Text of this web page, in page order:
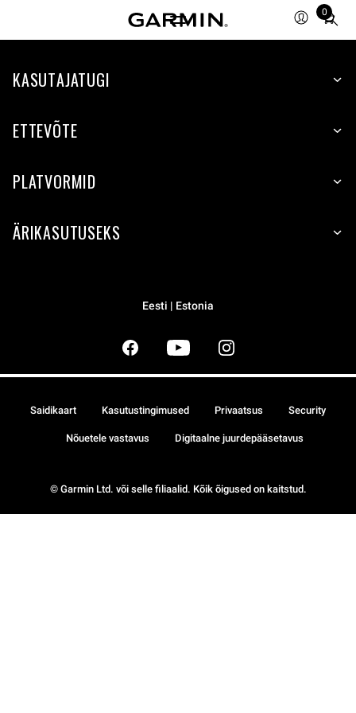
0
Total
items
cart:
KASUTAJATUGI
ETTEVÕTE
PLATVORMID
ÄRIKASUTUSEKS
Eesti | Estonia
© Garmin Ltd. või selle filiaalid. Kõik õigused on kaitstud.
Saidikaart Kasutustingimused Privaatsus Security
Nõuetele vastavus Digitaalne juurdepääsetavus